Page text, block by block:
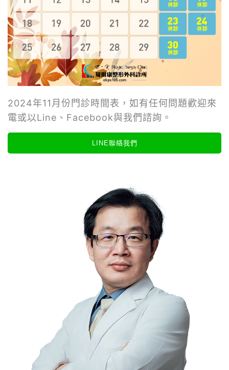
2024年11月份門診時間表，如有任何問題歡迎來
電或以Line、Facebook與我們諮詢。
LINE聯絡我們